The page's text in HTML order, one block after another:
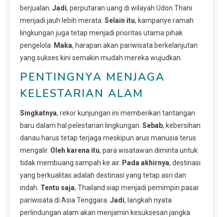
berjualan. Jadi, perputaran uang di wilayah Udon Thani
menjadi jauh lebih merata. Selain itu, kampanye ramah
lingkungan juga tetap menjadi prioritas utama pihak
pengelola.
Maka, harapan akan pariwisata berkelanjutan
yang sukses kini semakin mudah mereka wujudkan.
PENTINGNYA MENJAGA
KELESTARIAN ALAM
Singkatnya, rekor kunjungan ini memberikan tantangan
baru dalam hal pelestarian lingkungan. Sebab, kebersihan
danau harus tetap terjaga meskipun arus manusia terus
mengalir. Oleh karena itu, para wisatawan diminta untuk
tidak membuang sampah ke air. Pada akhirnya, destinasi
yang berkualitas adalah destinasi yang tetap asri dan
indah. Tentu saja, Thailand siap menjadi pemimpin pasar
pariwisata di Asia Tenggara. Jadi, langkah nyata
perlindungan alam akan menjamin kesuksesan jangka